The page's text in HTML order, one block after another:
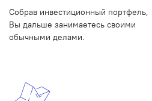
Собрав инвестиционный портфель,
Вы дальше занимаетесь своими
обычными делами.